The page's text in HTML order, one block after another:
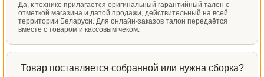
Да, к технике прилагается оригинальный гарантийный талон с
отметкой магазина и датой продажи, действительный на всей
территории Беларуси. Для онлайн-заказов талон передаётся
вместе с товаром и кассовым чеком.
Товар поставляется собранной или нужна сборка?